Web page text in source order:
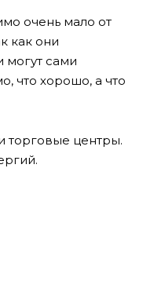
очень мало от
как они
могут сами
что хорошо, а что
торговые центры.